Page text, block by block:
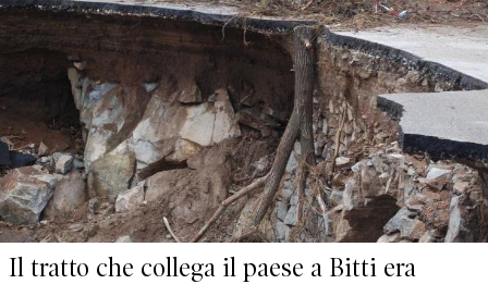
Il tratto che collega il paese a Bitti era